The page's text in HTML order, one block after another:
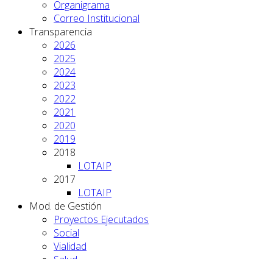
Organigrama
Correo Institucional
Transparencia
2026
2025
2024
2023
2022
2021
2020
2019
2018
LOTAIP
2017
LOTAIP
Mod. de Gestión
Proyectos Ejecutados
Social
Vialidad